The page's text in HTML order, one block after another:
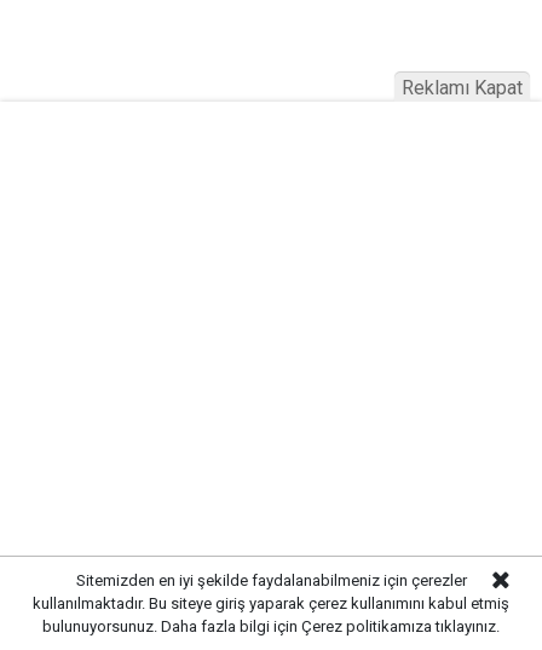
İÇİN ÖNLEMLER ARTIRILDI
Kırıkkale’de hayvan hastalıklarının yayılmasını önlemek
Sitemizden en iyi şekilde faydalanabilmeniz için çerezler
kullanılmaktadır. Bu siteye giriş yaparak çerez kullanımını kabul etmiş
bulunuyorsunuz. Daha fazla bilgi için Çerez politikamıza tıklayınız.
Reklamı Kapat